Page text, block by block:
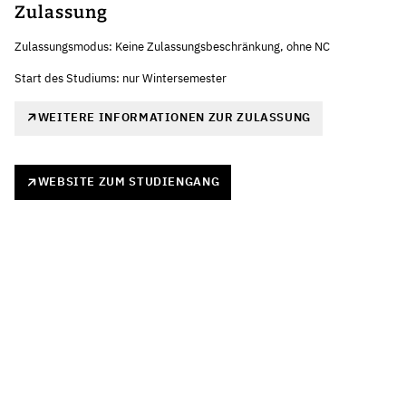
Zulassung
Zulassungsmodus: Keine Zulassungsbeschränkung, ohne NC
Start des Studiums: nur Wintersemester
WEITERE INFORMATIONEN ZUR ZULASSUNG
WEBSITE ZUM STUDIENGANG